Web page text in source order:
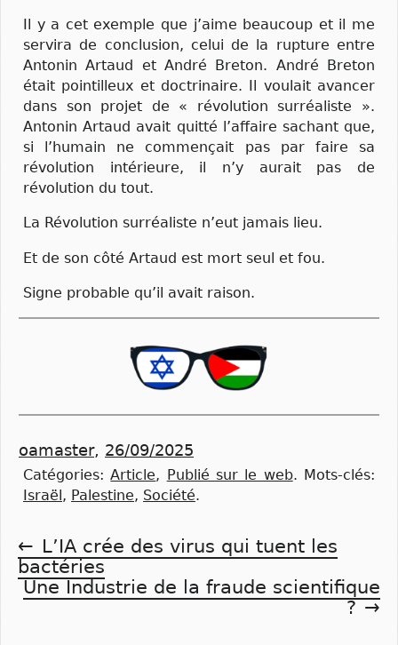
Il y a cet exemple que j’aime beaucoup et il me
servira de conclusion, celui de la rupture entre
Antonin Artaud et André Breton. André Breton
était pointilleux et doctrinaire. Il voulait avancer
dans son projet de « révolution surréaliste ».
Antonin Artaud avait quitté l’affaire sachant que,
si l’humain ne commençait pas par faire sa
révolution intérieure, il n’y aurait pas de
révolution du tout.
La Révolution surréaliste n’eut jamais lieu.
Et de son côté Artaud est mort seul et fou.
Signe probable qu’il avait raison.
oamaster, 26/09/2025
Catégories:Article, Publié sur le web. Mots-clés:
Israël, Palestine, Société.
Navigation
de
L’IA crée des virus qui tuent les
bactéries
Une Industrie de la fraude scientifique
?